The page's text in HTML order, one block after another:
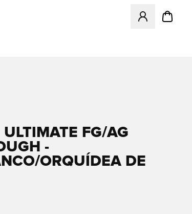
Abre un modal
FG/AG
-
ORQUÍDEA DE